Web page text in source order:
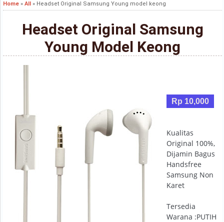
Home » All » Headset Original Samsung Young model keong
Headset Original Samsung
Young Model Keong
Rp 10,000
Kualitas
Original 100%,
Dijamin Bagus
Handsfree
Samsung Non
Karet
Tersedia
Warana :PUTIH